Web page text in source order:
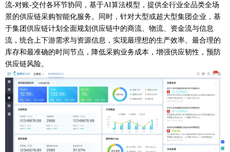
流-对账-交付各环节协同，基于AI算法模型，提供全行业全品类全场
景的供应链采购智能化服务。同时，针对大型或超大型集团企业，基
于集团供应链计划全面规划供应链中的商流、物流、资金流与信息
流，统合上下游需求与资源信息，实现最理想的生产效率、最合理的
库存和最准确的时间节点，降低采购业务成本，增强供应韧性，预防
供应链风险。